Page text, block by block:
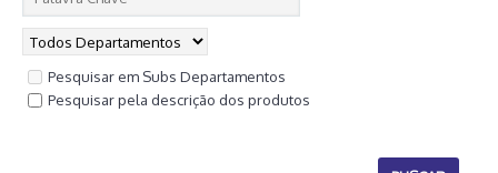
Pesquisar em Subs Departamentos
Pesquisar pela descrição dos produtos